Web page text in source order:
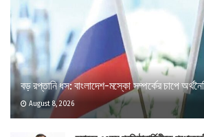
বড় রপ্তানি ধস: বাংলাদেশ-মস্কো সম্পর্কের চাপে
August 8, 2026